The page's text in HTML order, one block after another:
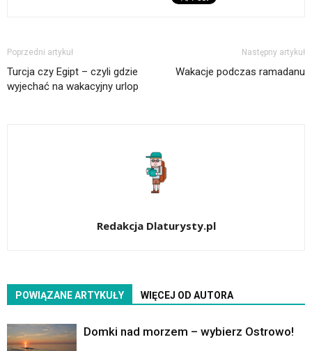
Poprzedni artykuł
Turcja czy Egipt – czyli gdzie
wyjechać na wakacyjny urlop
Następny artykuł
Wakacje podczas ramadanu
Redakcja Dlaturysty.pl
POWIĄZANE ARTYKUŁY WIĘCEJ OD AUTORA
Domki nad morzem – wybierz Ostrowo!